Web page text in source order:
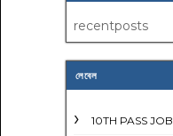
recentposts
লেবেল
10TH PASS JOB